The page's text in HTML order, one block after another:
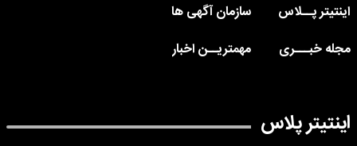
اینتیتر پــلاس
سازمان آگهی ها
مجله خبـــری
مهمتریــن اخبار
اینتیتر پلاس